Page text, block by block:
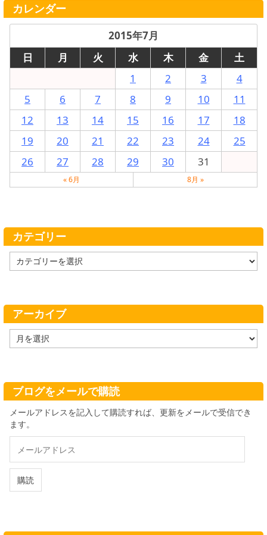
カレンダー
2015年7月
日
月 火 水 木 金
土
1
2 3
4
5
6 7 8 9 10
11
12
13 14 15 16 17
18
19
20 21 22 23 24
25
26
27 28 29 30 31
« 6月 8月 »
カテゴリー
テ
ー
アーカイブ
ー
ブ
ブログをメールで購読
メールアドレスを記入して購読すれば、更新をメールで受信でき
ます。
ル
ド
購読